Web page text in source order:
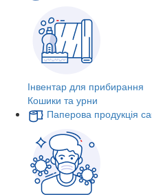
Інвентар для прибирання
Кошики та урни
Паперова продукція